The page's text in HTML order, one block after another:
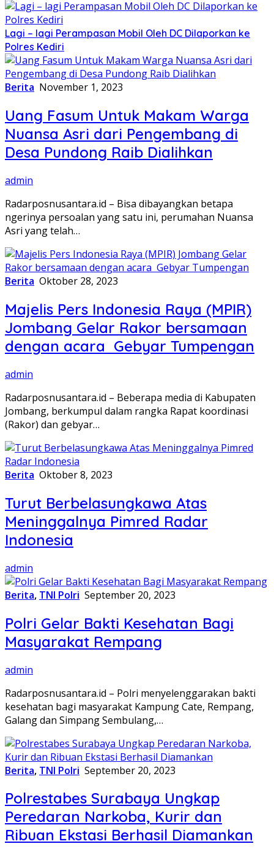
Lagi – lagi Perampasan Mobil Oleh DC Dilaporkan ke
Polres Kediri
Berita November 1, 2023
Uang Fasum Untuk Makam Warga
Nuansa Asri dari Pengembang di
Desa Pundong Raib Dialihkan
admin
Radarposnusantara.id – Bisa dibayangkan betapa
ngerinya persoalan yang satu ini, perumahan Nuansa
Asri yang telah…
Berita Oktober 28, 2023
Majelis Pers Indonesia Raya (MPIR)
Jombang Gelar Rakor bersamaan
dengan acara Gebyar Tumpengan
admin
Radarposnusantara.id – Beberapa media di Kabupaten
Jombang, berkumpul dalam rangka Rapat koordinasi
(Rakor) dan gebyar…
Berita Oktober 8, 2023
Turut Berbelasungkawa Atas
Meninggalnya Pimred Radar
Indonesia
admin
Berita, TNI Polri September 20, 2023
Polri Gelar Bakti Kesehatan Bagi
Masyarakat Rempang
admin
Radarposnusantara.id – Polri menyelenggarakan bakti
kesehatan bagi masyarakat Kampung Cate, Rempang,
Galang dan Simpang Sembulang,…
Berita, TNI Polri September 20, 2023
Polrestabes Surabaya Ungkap
Peredaran Narkoba, Kurir dan
Ribuan Ekstasi Berhasil Diamankan